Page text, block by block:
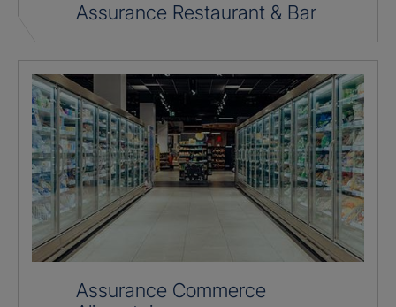
Assurance Restaurant & Bar
Assurance Commerce